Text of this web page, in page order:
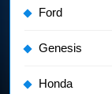
Ford
Genesis
Honda